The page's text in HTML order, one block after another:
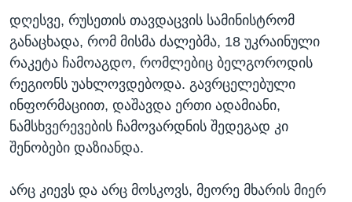
დღესვე, რუსეთის თავდაცვის სამინისტრომ
განაცხადა, რომ მისმა ძალებმა, 18 უკრაინული
რაკეტა ჩამოაგდო, რომლებიც ბელგოროდის
რეგიონს უახლოვდებოდა. გავრცელებული
ინფორმაციით, დაშავდა ერთი ადამიანი,
ნამსხვერევების ჩამოვარდნის შედეგად კი
შენობები დაზიანდა.
არც კიევს და არც მოსკოვს, მეორე მხარის მიერ